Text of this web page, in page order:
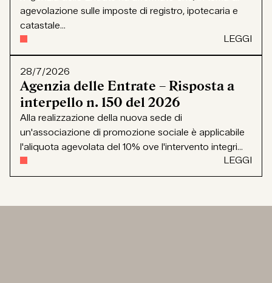
agevolazione sulle imposte di registro, ipotecaria e
catastale...
LEGGI
28/7/2026
Agenzia delle Entrate – Risposta a
interpello n. 150 del 2026
Alla realizzazione della nuova sede di
un'associazione di promozione sociale è applicabile
l'aliquota agevolata del 10% ove l'intervento integri...
LEGGI